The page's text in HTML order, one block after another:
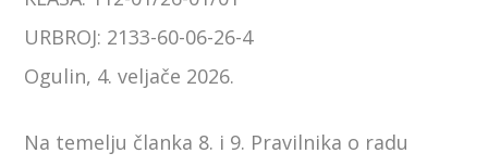
URBROJ: 2133-60-06-26-4
Ogulin, 4. veljače 2026.
Na temelju članka 8. i 9. Pravilnika o radu